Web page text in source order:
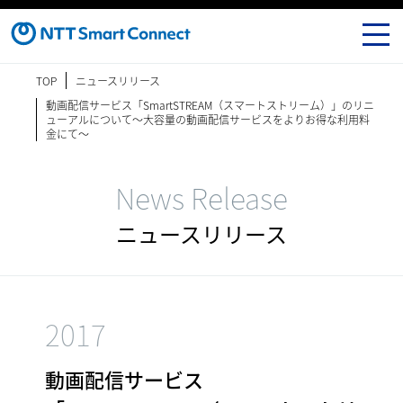
TOP
ニュースリリース
動画配信サービス「SmartSTREAM（スマートストリーム）」のリニ
ューアルについて～大容量の動画配信サービスをよりお得な利用料
金にて～
News Release
ニュースリリース
2017
動画配信サービス